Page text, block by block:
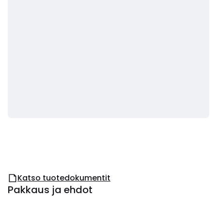
Katso tuotedokumentit
Pakkaus ja ehdot